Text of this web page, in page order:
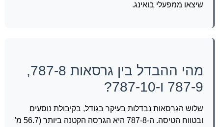
שיצאו ממפעלי בואינג.
מהי ההבדל בין גרסאות 787-8,
787-9 ו-787-10?
שלוש הגרסאות נבדלות בעיקר בגודל, בקיבולת נוסעים
ובטווח הטיסה. ה-787-8 היא הגרסה הקטנה ביותר (56.7 מ'